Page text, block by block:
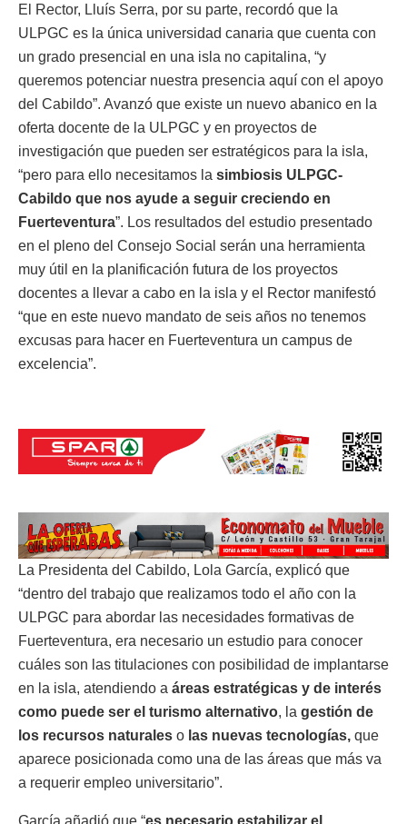
El Rector, Lluís Serra, por su parte, recordó que la
ULPGC es la única universidad canaria que cuenta con
un grado presencial en una isla no capitalina, “y
queremos potenciar nuestra presencia aquí con el apoyo
del Cabildo”. Avanzó que existe un nuevo abanico en la
oferta docente de la ULPGC y en proyectos de
investigación que pueden ser estratégicos para la isla,
“pero para ello necesitamos la simbiosis ULPGC-
Cabildo que nos ayude a seguir creciendo en
Fuerteventura”. Los resultados del estudio presentado
en el pleno del Consejo Social serán una herramienta
muy útil en la planificación futura de los proyectos
docentes a llevar a cabo en la isla y el Rector manifestó
“que en este nuevo mandato de seis años no tenemos
excusas para hacer en Fuerteventura un campus de
excelencia”.
La Presidenta del Cabildo, Lola García, explicó que
“dentro del trabajo que realizamos todo el año con la
ULPGC para abordar las necesidades formativas de
Fuerteventura, era necesario un estudio para conocer
cuáles son las titulaciones con posibilidad de implantarse
en la isla, atendiendo a áreas estratégicas y de interés
como puede ser el turismo alternativo, la gestión de
los recursos naturales o las nuevas tecnologías, que
aparece posicionada como una de las áreas que más va
a requerir empleo universitario”.
García añadió que “es necesario estabilizar el